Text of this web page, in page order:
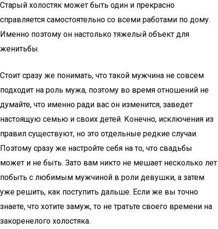
Старый холостяк может быть один и прекрасно
справляется самостоятельно со всеми работами по дому.
Именно поэтому он настолько тяжелый объект для
женитьбы.
Стоит сразу же понимать, что такой мужчина не совсем
подходит на роль мужа, поэтому во время отношений не
думайте, что именно ради вас он изменится, заведет
настоящую семью и своих детей. Конечно, исключения из
правил существуют, но это отдельные редкие случаи.
Поэтому сразу же настройте себя на то, что свадьбы
может и не быть. Зато вам никто не мешает несколько лет
побыть с любимым мужчиной в роли девушки, а затем
уже решить, как поступить дальше. Если же вы точно
знаете, что хотите замуж, то не тратьте своего времени на
закоренелого холостяка.